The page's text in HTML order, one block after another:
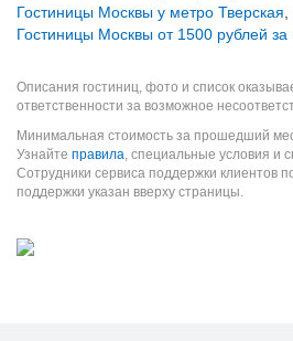
Гостиницы Москвы у метро Тверская
Гостиницы Москвы от 1500 рублей за
Описания гостиниц, фото и список
ответственности за возможное
Минимальная стоимость за прошедший
Узнайте правила, специальные условия и
Сотрудники сервиса поддержки клиентов
поддержки указан вверху страницы.